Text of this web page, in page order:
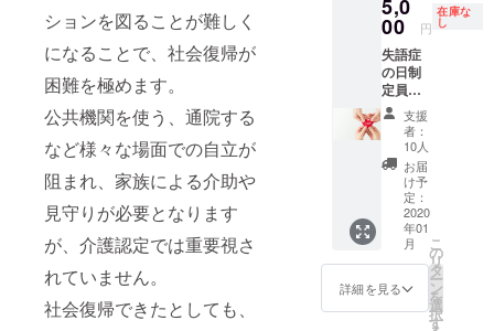
ションを図ることが難しく
になることで、社会復帰が
困難を極めます。
公共機関を使う、通院する
など様々な場面での自立が
阻まれ、家族による介助や
見守りが必要となります
が、介護認定では重要視さ
れていません。
社会復帰できたとしても、
SOLD
OUTし
ている
方のリ
ターン
と掲載
期間が
異なり
ます。
shoin.c
o.jp/boo
kDetail.
do?
book=8
1958
また、
お名前
がこの
活動の
理念に
合わな
いよう
な場
合、掲
載方法
につい
て相談
させて
いただ
く場合
いま
す。 掲
れるパ
ンフ
に支援
してく
ださっ
た旨を
載せ、
お名前
を掲載
しま
す。 お
申し込
み時、
備考欄
に掲載
可能な
レット
にお名
前掲載
上記2か
所のサ
イトに
バナー
を掲載
し、リ
ンクを
貼りま
す。 ま
た、失
語症の
日記念
イベン
5,0
00 円
在庫な
し
失語症
の日制
定員会
のサイ
トにお
名前掲
載 サイ
トに支
援して
くだ
さった
旨を載
せ、お
名前を
掲載し
支援
者：
10人
お届
け予
定：
2020
年01
月
詳細を見る
こ
の
リ
タ
ー
ン
を
選
択
す